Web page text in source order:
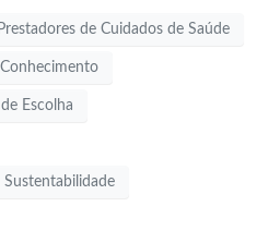
de Cuidados de Saúde
Escolha